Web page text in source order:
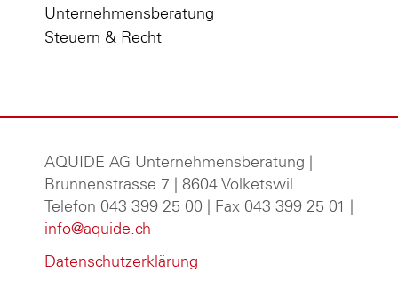
Unternehmensberatung
Steuern & Recht
AQUIDE AG Unternehmensberatung
Brunnenstrasse 7 | 8604 Volketswil
Telefon 043 399 25 00 | Fax 043 399 25 01 |
info@aquide.ch
Datenschutzerklärung